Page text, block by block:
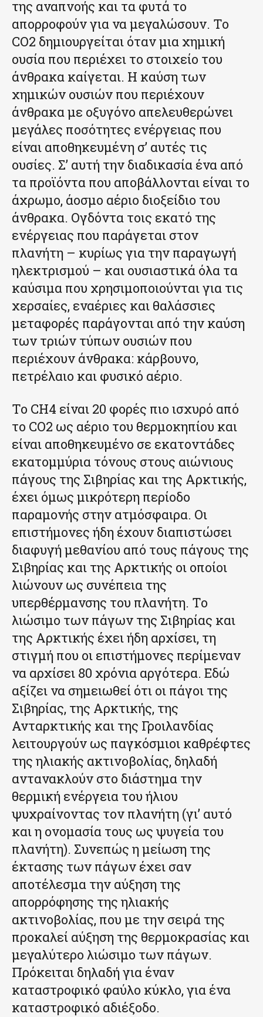
της αναπνοής και τα φυτά το
απορροφούν για να μεγαλώσουν. Το
CO2 δημιουργείται όταν μια χημική
ουσία που περιέχει το στοιχείο του
άνθρακα καίγεται. Η καύση των
χημικών ουσιών που περιέχουν
άνθρακα με οξυγόνο απελευθερώνει
μεγάλες ποσότητες ενέργειας που
είναι αποθηκευμένη σ’ αυτές τις
ουσίες. Σ’ αυτή την διαδικασία ένα από
τα προϊόντα που αποβάλλονται είναι το
άχρωμο, άοσμο αέριο διοξείδιο του
άνθρακα. Ογδόντα τοις εκατό της
ενέργειας που παράγεται στον
πλανήτη – κυρίως για την παραγωγή
ηλεκτρισμού – και ουσιαστικά όλα τα
καύσιμα που χρησιμοποιούνται για τις
χερσαίες, εναέριες και θαλάσσιες
μεταφορές παράγονται από την καύση
των τριών τύπων ουσιών που
περιέχουν άνθρακα: κάρβουνο,
πετρέλαιο και φυσικό αέριο.
Το CH4 είναι 20 φορές πιο ισχυρό από
το CO2 ως αέριο του θερμοκηπίου και
είναι αποθηκευμένο σε εκατοντάδες
εκατομμύρια τόνους στους αιώνιους
πάγους της Σιβηρίας και της Αρκτικής,
έχει όμως μικρότερη περίοδο
παραμονής στην ατμόσφαιρα. Οι
επιστήμονες ήδη έχουν διαπιστώσει
διαφυγή μεθανίου από τους πάγους της
Σιβηρίας και της Αρκτικής οι οποίοι
λιώνουν ως συνέπεια της
υπερθέρμανσης του πλανήτη. Το
λιώσιμο των πάγων της Σιβηρίας και
της Αρκτικής έχει ήδη αρχίσει, τη
στιγμή που οι επιστήμονες περίμεναν
να αρχίσει 80 χρόνια αργότερα. Εδώ
αξίζει να σημειωθεί ότι οι πάγοι της
Σιβηρίας, της Αρκτικής, της
Ανταρκτικής και της Γροιλανδίας
λειτουργούν ως παγκόσμιοι καθρέφτες
της ηλιακής ακτινοβολίας, δηλαδή
αντανακλούν στο διάστημα την
θερμική ενέργεια του ήλιου
ψυχραίνοντας τον πλανήτη (γι’ αυτό
και η ονομασία τους ως ψυγεία του
πλανήτη). Συνεπώς η μείωση της
έκτασης των πάγων έχει σαν
αποτέλεσμα την αύξηση της
απορρόφησης της ηλιακής
ακτινοβολίας, που με την σειρά της
προκαλεί αύξηση της θερμοκρασίας και
μεγαλύτερο λιώσιμο των πάγων.
Πρόκειται δηλαδή για έναν
καταστροφικό φαύλο κύκλο, για ένα
καταστροφικό αδιέξοδο.